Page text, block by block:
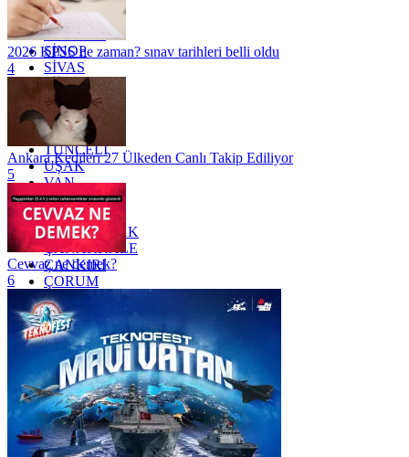
SAKARYA
SAMSUN
SİNOP
SİVAS
SİİRT
TEKİRDAĞ
TOKAT
TRABZON
TUNCELİ
UŞAK
VAN
YALOVA
YOZGAT
ZONGULDAK
ÇANAKKALE
ÇANKIRI
ÇORUM
İSTANBUL
İZMİR
ŞANLIURFA
ŞIRNAK
2026 KPSS ne zaman? sınav tarihleri belli oldu
4
Ankara Kedileri 27 Ülkeden Canlı Takip Ediliyor
5
Cevvaz ne demek?
6